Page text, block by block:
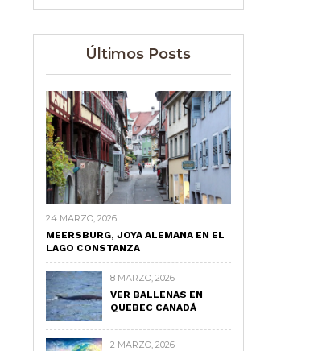
Últimos Posts
24 MARZO, 2026
MEERSBURG, JOYA ALEMANA EN EL
LAGO CONSTANZA
8 MARZO, 2026
VER BALLENAS EN
QUEBEC CANADÁ
2 MARZO, 2026